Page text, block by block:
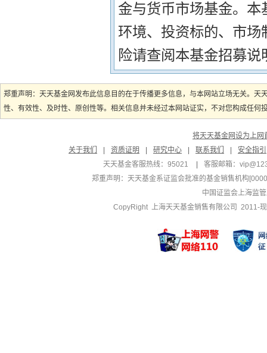
金与货币市场基金。
环境、投资标的、市
险请查阅本基金招募说
郑重声明：天天基金网发布此信息目的在于传播更多信息，与本网站立场无关。
性、有效性、及时性、原创性等。相关信息并未经过本网站证实，不对您构成任
将天天基金网设为上网
关于我们
资质证明 研究中心 联系我们
安全指引
天天基金客服热线：95021
客服邮箱：
郑重声明： 天天基金系证监会批准的基金销售机构
中国证监会上海监
CopyRight 上海天天基金销售有限公司 2011-